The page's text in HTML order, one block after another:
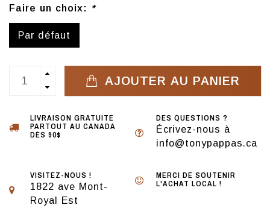
Faire un choix: *
Par défaut
AJOUTER AU PANIER
LIVRAISON GRATUITE
PARTOUT AU CANADA
DÈS 90$
DES QUESTIONS ?
Écrivez-nous à
info@tonypappas.ca
VISITEZ-NOUS !
1822 ave Mont-
Royal Est
MERCI DE SOUTENIR
L'ACHAT LOCAL !